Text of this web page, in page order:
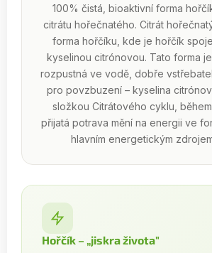
100% čistá, bioaktivní forma
citrátu hořečnatého. Citrát
forma hořčíku, kde je hořčík
kyselinou citrónovou. Tato forma
rozpustná ve vodě, dobře
pro povzbuzení – kyselina
složkou Citrátového cyklu,
přijatá potrava mění na energii ve
hlavním energetickým
Hořčík – „jiskra života"